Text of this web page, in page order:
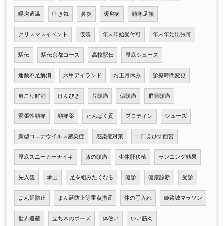
暖房適温 吐き気 鼻炎 暖房病 頭寒足熱
クリスマスイベント 仮装 年末年始受付可 年末年始出張可
駅伝 駅伝京都コース 高校駅伝 厚底シューズ
運動不足解消 六甲アイランド お正月休み 診療時間変更
肩こり解消 けんびき 片頭痛 偏頭痛 群発頭痛
緊張性頭痛 頭痛薬 たんぱく質 プロテイン シューズ
新型コロナウイルス感染症 感染症対策 十日えびす西宮
厚底スニーカーナイキ 膝の頭痛 生体肝移植 ランニング効果
先入観 承山 足を組みたくなる 健診 健康診断 受診
まん延防止 まん延防止等重点措置 体の手入れ 姫路城マラソン
世界遺産 立ち木のポーズ 体硬い いい筋肉